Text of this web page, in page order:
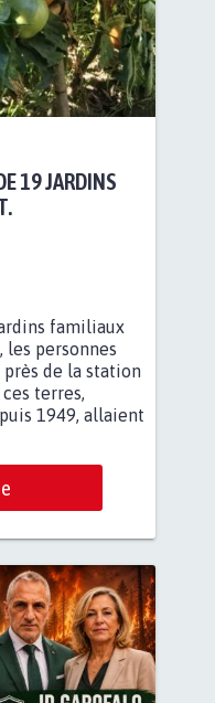
19 JARDINS
familiaux
personnes
de la station
terres,
1949, allaient